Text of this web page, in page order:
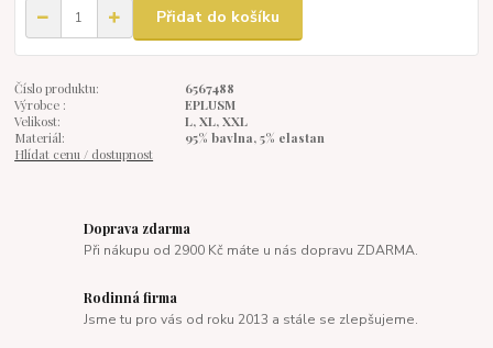
Přidat do košíku
Číslo produktu:
6567488
Výrobce :
EPLUSM
Velikost:
L, XL, XXL
Materiál:
95% bavlna, 5% elastan
Hlídat cenu / dostupnost
Doprava zdarma
Při nákupu od 2900 Kč máte u nás dopravu ZDARMA.
Rodinná firma
Jsme tu pro vás od roku 2013 a stále se zlepšujeme.